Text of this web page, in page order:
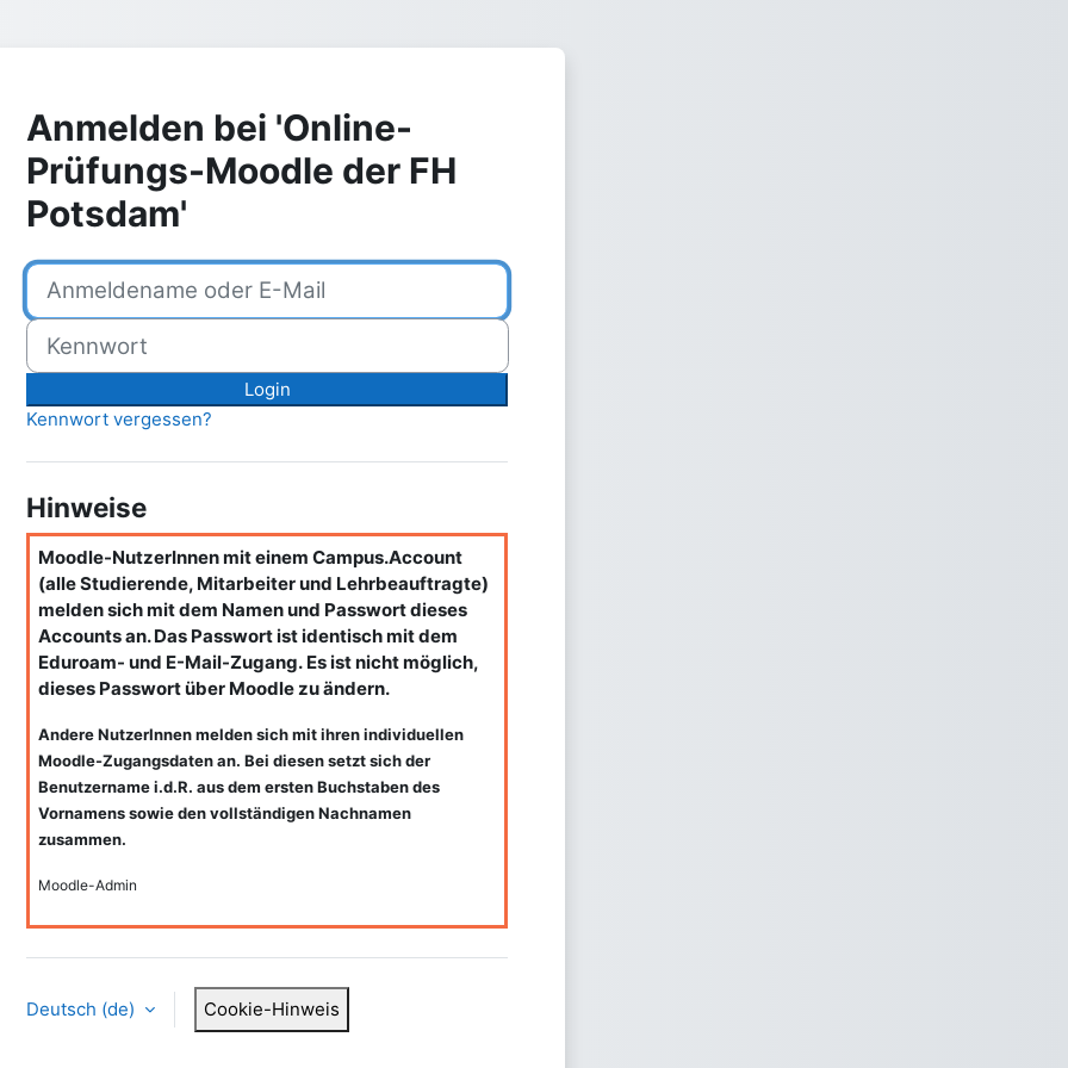
Anmelden bei 'Online-
Prüfungs-Moodle der FH
Potsdam'
Anmeldename oder E-Mail
Kennwort
Login
Kennwort vergessen?
Hinweise
Moodle-NutzerInnen mit einem Campus.Account
(alle Studierende, Mitarbeiter und Lehrbeauftragte)
melden sich mit dem Namen und Passwort dieses
Accounts an. Das Passwort ist identisch mit dem
Eduroam- und E-Mail-Zugang. Es ist nicht möglich,
dieses Passwort über Moodle zu ändern.
Andere NutzerInnen melden sich mit ihren individuellen
Moodle-Zugangsdaten an. Bei diesen setzt sich der
Benutzername i.d.R. aus dem ersten Buchstaben des
Vornamens sowie den vollständigen Nachnamen
zusammen.
Moodle-Admin
Deutsch ‎(de)‎ Cookie-Hinweis